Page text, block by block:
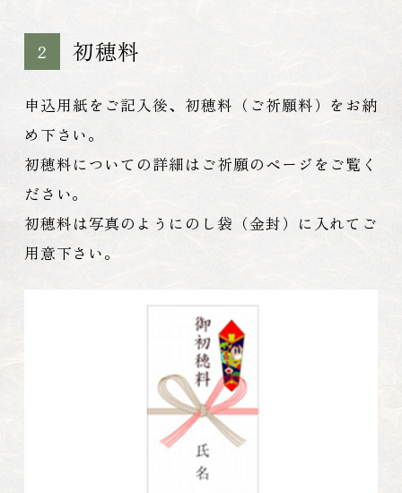
2 初穂料
申込用紙をご記入後、初穂料（ご祈願料）をお納
め下さい。
初穂料についての詳細はご祈願のページをご覧く
ださい。
初穂料は写真のようにのし袋（金封）に入れてご
用意下さい。